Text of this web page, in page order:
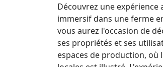
Découvrez une expérience
immersif dans une ferme
vous aurez l'occasion de
ses propriétés et ses
espaces de production,